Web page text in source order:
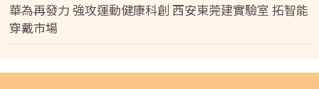
華為再發力 強攻運動健康科創 西安東莞建實驗室 拓智能
穿戴市場